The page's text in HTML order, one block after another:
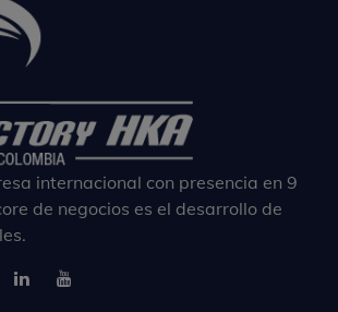
internacional con presencia en 9
de negocios es el desarrollo de